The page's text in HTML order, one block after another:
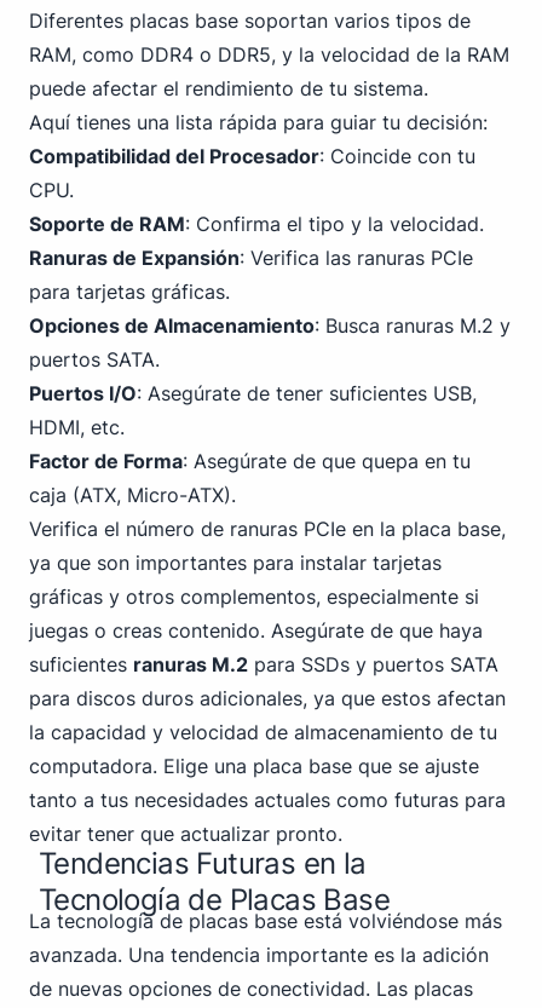
Diferentes placas base soportan varios tipos de
RAM, como DDR4 o DDR5, y la velocidad de la RAM
puede afectar el rendimiento de tu sistema.
Aquí tienes una lista rápida para guiar tu decisión:
Compatibilidad del Procesador: Coincide con tu
CPU.
Soporte de RAM: Confirma el tipo y la velocidad.
Ranuras de Expansión: Verifica las ranuras PCIe
para tarjetas gráficas.
Opciones de Almacenamiento: Busca ranuras M.2 y
puertos SATA.
Puertos I/O: Asegúrate de tener suficientes USB,
HDMI, etc.
Factor de Forma: Asegúrate de que quepa en tu
caja (ATX, Micro-ATX).
Verifica el número de ranuras PCIe en la placa base,
ya que son importantes para instalar tarjetas
gráficas y otros complementos, especialmente si
juegas o creas contenido. Asegúrate de que haya
suficientes ranuras M.2 para SSDs y puertos SATA
para discos duros adicionales, ya que estos afectan
la capacidad y velocidad de almacenamiento de tu
computadora. Elige una placa base que se ajuste
tanto a tus necesidades actuales como futuras para
evitar tener que actualizar pronto.
Tendencias Futuras en la
Tecnología de Placas Base
La tecnología de placas base está volviéndose más
avanzada. Una tendencia importante es la adición
de nuevas opciones de conectividad. Las placas